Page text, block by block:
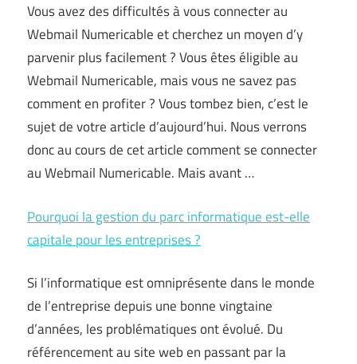
Vous avez des difficultés à vous connecter au
Webmail Numericable et cherchez un moyen d’y
parvenir plus facilement ? Vous êtes éligible au
Webmail Numericable, mais vous ne savez pas
comment en profiter ? Vous tombez bien, c’est le
sujet de votre article d’aujourd’hui. Nous verrons
donc au cours de cet article comment se connecter
au Webmail Numericable. Mais avant …
Pourquoi la gestion du parc informatique est-elle
capitale pour les entreprises ?
Si l’informatique est omniprésente dans le monde
de l’entreprise depuis une bonne vingtaine
d’années, les problématiques ont évolué. Du
référencement au site web en passant par la